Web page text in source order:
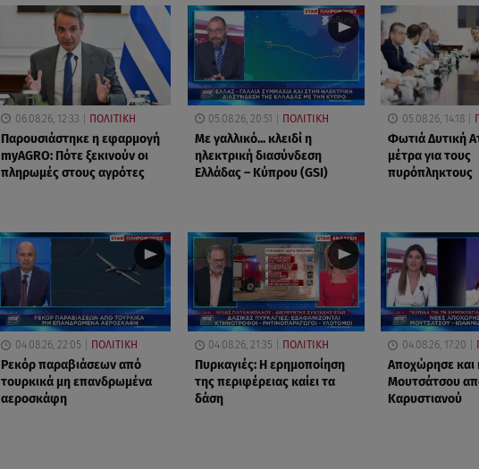
06.08.26, 12:33 ΠΟΛΙΤΙΚΗ
Παρουσιάστηκε η εφαρμογή
myAGRO: Πότε ξεκινούν οι
πληρωμές στους αγρότες
05.08.26, 20:51 ΠΟΛΙΤΙΚΗ
Με γαλλικό... κλειδί η
ηλεκτρική διασύνδεση
Ελλάδας – Κύπρου (GSI)
05.08.26, 14:18
Φωτιά Δυτική
μέτρα για τους
πυρόπληκτους
04.08.26, 22:05 ΠΟΛΙΤΙΚΗ
Ρεκόρ παραβιάσεων από
τουρκικά μη επανδρωμένα
αεροσκάφη
04.08.26, 21:35 ΠΟΛΙΤΙΚΗ
Πυρκαγιές: Η ερημοποίηση
της περιφέρειας καίει τα
δάση
04.08.26, 17:20
Αποχώρησε και
Μουτσάτσου
Καρυστιανού